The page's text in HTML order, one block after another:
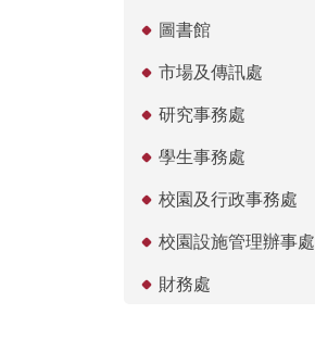
圖書館
市場及傳訊處
研究事務處
學生事務處
校園及行政事務處
校園設施管理辦事處
財務處